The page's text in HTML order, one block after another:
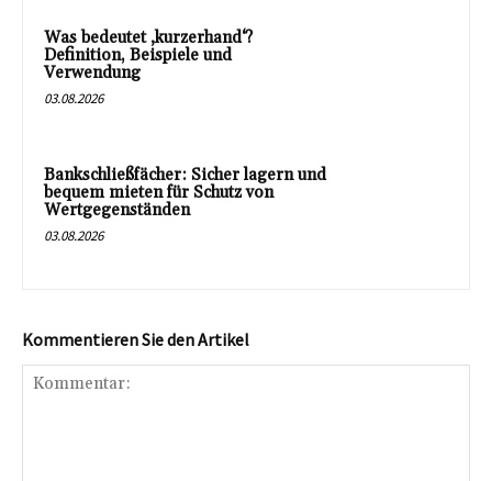
Was bedeutet ‚kurzerhand‘?
Definition, Beispiele und
Verwendung
03.08.2026
Bankschließfächer: Sicher lagern und
bequem mieten für Schutz von
Wertgegenständen
03.08.2026
Kommentieren Sie den Artikel